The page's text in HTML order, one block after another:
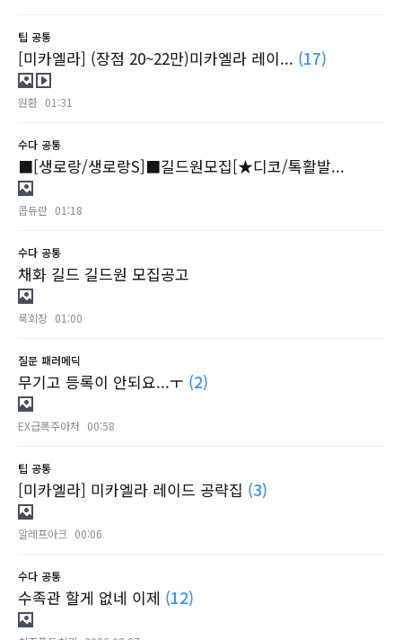
팁 공통
[미카엘라] (장점 20~22만)미카엘라 레이... (17)
원환 01:31
수다 공통
■[생로랑/생로랑S]■길드원모집[★디코/톡활발...
콥듀란 01:18
수다 공통
채화 길드 길드원 모집공고
룩회장 01:00
질문 패러메딕
무기고 등록이 안되요...ㅜ (2)
EX급폭주아처 00:58
팁 공통
[미카엘라] 미카엘라 레이드 공략집 (3)
알레프아크 00:06
수다 공통
수족관 할게 없네 이제 (12)